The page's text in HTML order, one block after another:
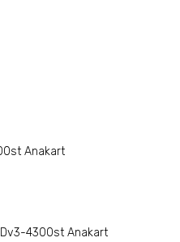
Anakart
Dv3-4300st Anakart